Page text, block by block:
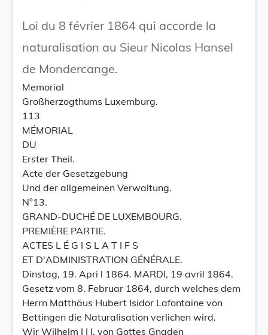
Loi du 8 février 1864 qui accorde la
naturalisation au Sieur Nicolas Hansel
de Mondercange.
Memorial
Großherzogthums Luxemburg.
113
MÉMORIAL
DU
Erster Theil.
Acte der Gesetzgebung
Und der allgemeinen Verwaltung.
N°13.
GRAND-DUCHÉ DE LUXEMBOURG.
PREMIÈRE PARTIE.
ACTES L É G I S L A T I F S
ET D'ADMINISTRATION GÉNÉRALE.
Dinstag, 19. Apri l 1864. MARDI, 19 avril 1864.
Gesetz vom 8. Februar 1864, durch welches dem
Herrn Matthäus Hubert Isidor Lafontaine von
Bettingen die Naturalisation verlichen wird.
Wir Wilhelm I I I, von Gottes Gnaden